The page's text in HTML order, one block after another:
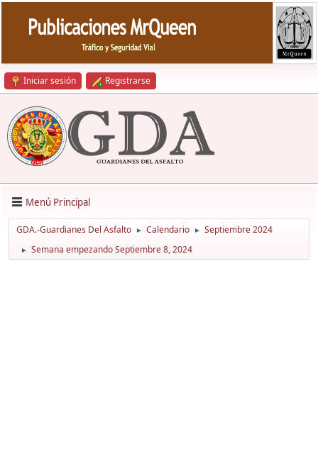
Iniciar sesión Registrarse
Menú Principal
GDA.-Guardianes Del Asfalto ► Calendario ► Septiembre 2024
► Semana empezando Septiembre 8, 2024